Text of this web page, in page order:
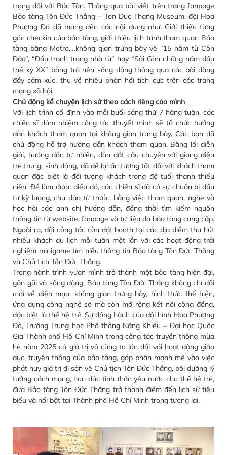
trọng đối với Bác Tôn. Thông qua bài viết trên trang fanpage
Bảo tàng Tôn Đức Thắng – Ton Duc Thang Museum, đội Hoa
Phượng Đỏ đã mang đến các nội dung như: Giới thiệu từng
góc checkin của bảo tàng, giới thiệu lịch trình tham quan Bảo
tàng bằng Metro,…không gian trưng bày về “15 năm tù Côn
Đảo”, “Đấu tranh trong nhà tù” hay “Sài Gòn những năm đầu
thế kỷ XX” bỗng trở nên sống động thông qua các bài đăng
đầy cảm xúc, thu về nhiều phản hồi tích cực trên các trang
mạng xã hội.
Chủ động kể chuyện lịch sử theo cách riêng của mình
Với lịch trình cố định vào mỗi buổi sáng thứ 7 hàng tuần, các
chiến sĩ đảm nhiệm công tác thuyết minh sẽ tổ chức hướng
dẫn khách tham quan tại không gian trưng bày. Các bạn đã
chủ động hỗ trợ hướng dẫn khách tham quan. Bằng lối diễn
giải, hướng dẫn tự nhiên, dẫn dắt câu chuyện với giong điệu
trẻ trung, sinh động, đã để lại ấn tượng tốt đối với khách tham
quan đặc biệt là đối tượng khách trong độ tuổi thanh thiếu
niên. Để làm được điều đó, các chiến sĩ đã có sự chuẩn bị đầu
tư kỹ lượng, chu đáo từ trước, bằng việc tham quan, nghe và
học hỏi các anh chị hướng dẫn, đồng thời tìm kiếm nguồn
thông tin từ website, fanpage và tư liệu do bảo tàng cung cấp.
Ngoài ra, đội công tác còn đặt booth tại các địa điểm thu hút
nhiều khách du lịch mỗi tuần một lần với các hoạt động trải
nghiệm minigame tìm hiểu thông tin Bảo tàng Tôn Đức Thắng
và Chủ tịch Tôn Đức Thắng.
Trong hành trình vươn mình trở thành một bảo tàng hiện đại,
gần gũi và sống động, Bảo tàng Tôn Đức Thắng không chỉ đổi
mới về diện mạo, không gian trưng bày, hình thức thể hiện,
ứng dụng công nghệ số mà còn mở rộng kết nối cộng đồng,
đặc biệt là thế hệ trẻ. Sự đồng hành của đội hình Hoa Phượng
Đỏ, Trường Trung học Phổ thông Năng Khiếu – Đại học Quốc
Gia Thành phố Hồ Chí Minh trong công tác truyền thông mùa
hè năm 2025 có giá trị vô cùng to lớn đối với hoạt động giáo
dục, truyền thông của bảo tàng, góp phần mạnh mẽ vào việc
phát huy giá trị di sản về Chủ tịch Tôn Đức Thắng, bồi dưỡng lý
tưởng cách mạng, hun đúc tinh thần yêu nước cho thế hệ trẻ,
đưa Bảo tàng Tôn Đức Thắng trở thành điểm đến lịch sử tiêu
biểu và nổi bật tại Thành phố Hồ Chí Minh trong tương lai.